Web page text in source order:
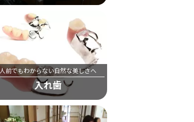
人前でもわからない自然な美しさへ
入れ歯